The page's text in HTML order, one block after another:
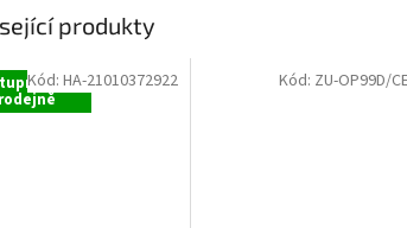
produkty
i na
Kód: HA-21010372922 Kód: ZU-OP99D/